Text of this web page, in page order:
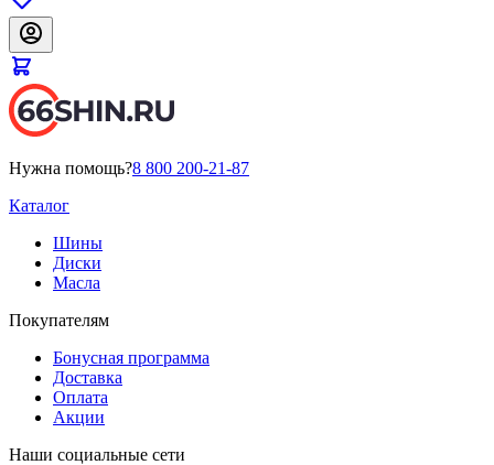
Нужна помощь?8 800 200-21-87
Каталог
Шины
Диски
Масла
Покупателям
Бонусная программа
Доставка
Оплата
Акции
Наши социальные сети